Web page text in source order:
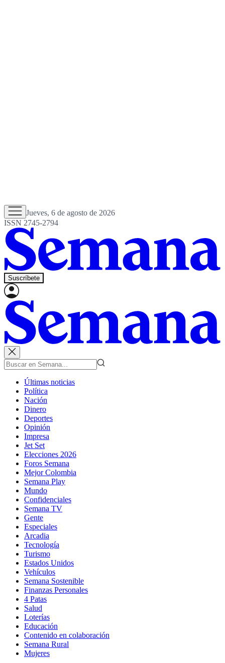
Jueves, 6 de agosto de 2026
ISSN 2745-2794
Suscríbete
Últimas noticias
Política
Nación
Dinero
Deportes
Opinión
Impresa
Jet Set
Elecciones 2026
Foros Semana
Mejor Colombia
Semana Play
Mundo
Confidenciales
Semana TV
Gente
Especiales
Arcadia
Tecnología
Turismo
Estados Unidos
Vehículos
Semana Sostenible
Finanzas Personales
4 Patas
Salud
Loterías
Educación
Contenido en colaboración
Semana Rural
Mujeres